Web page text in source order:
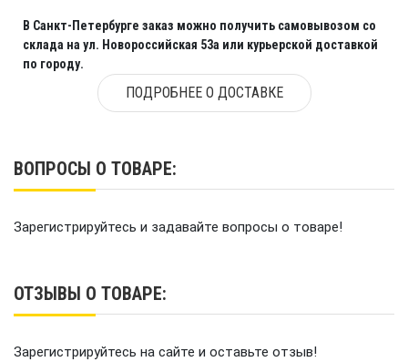
В Санкт-Петербурге заказ можно получить самовывозом со
склада на ул. Новороссийская 53а или курьерской доставкой
по городу.
ПОДРОБНЕЕ О ДОСТАВКЕ
ВОПРОСЫ О ТОВАРЕ:
Зарегистрируйтесь и задавайте вопросы о товаре!
ОТЗЫВЫ О ТОВАРЕ:
Зарегистрируйтесь на сайте и оставьте отзыв!